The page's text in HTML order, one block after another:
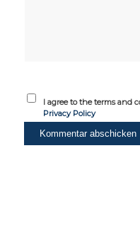
I agree to the terms and
Privacy Policy